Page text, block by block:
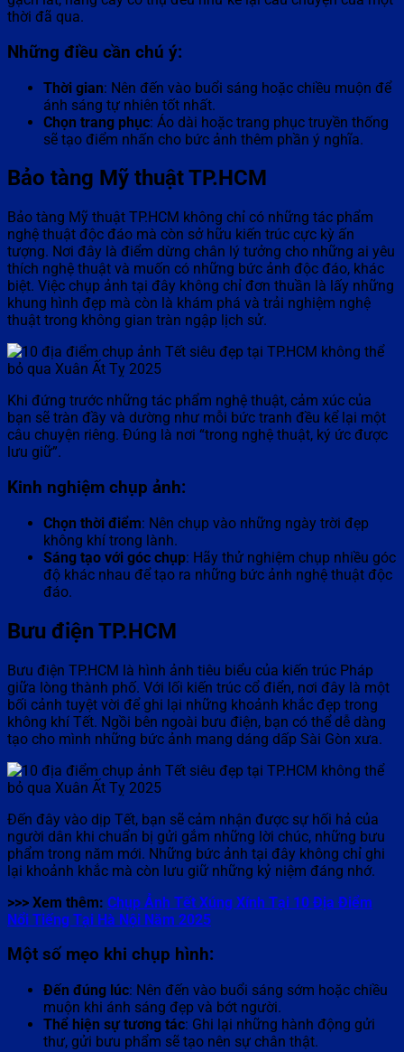
thời đã qua.
Những điều cần chú ý:
Thời gian: Nên đến vào buổi sáng hoặc chiều muộn để
ánh sáng tự nhiên tốt nhất.
Chọn trang phục: Áo dài hoặc trang phục truyền thống
sẽ tạo điểm nhấn cho bức ảnh thêm phần ý nghĩa.
Bảo tàng Mỹ thuật TP.HCM
Bảo tàng Mỹ thuật TP.HCM không chỉ có những tác phẩm
nghệ thuật độc đáo mà còn sở hữu kiến trúc cực kỳ ấn
tượng. Nơi đây là điểm dừng chân lý tưởng cho những ai yêu
thích nghệ thuật và muốn có những bức ảnh độc đáo, khác
biệt. Việc chụp ảnh tại đây không chỉ đơn thuần là lấy những
khung hình đẹp mà còn là khám phá và trải nghiệm nghệ
thuật trong không gian tràn ngập lịch sử.
Khi đứng trước những tác phẩm nghệ thuật, cảm xúc của
bạn sẽ tràn đầy và dường như mỗi bức tranh đều kể lại một
câu chuyện riêng. Đúng là nơi “trong nghệ thuật, ký ức được
lưu giữ”.
Kinh nghiệm chụp ảnh:
Chọn thời điểm: Nên chụp vào những ngày trời đẹp
không khí trong lành.
Sáng tạo với góc chụp: Hãy thử nghiệm chụp nhiều góc
độ khác nhau để tạo ra những bức ảnh nghệ thuật độc
đáo.
Bưu điện TP.HCM
Bưu điện TP.HCM là hình ảnh tiêu biểu của kiến trúc Pháp
giữa lòng thành phố. Với lối kiến trúc cổ điển, nơi đây là một
bối cảnh tuyệt vời để ghi lại những khoảnh khắc đẹp trong
không khí Tết. Ngồi bên ngoài bưu điện, bạn có thể dễ dàng
tạo cho mình những bức ảnh mang dáng dấp Sài Gòn xưa.
Đến đây vào dịp Tết, bạn sẽ cảm nhận được sự hối hả của
người dân khi chuẩn bị gửi gắm những lời chúc, những bưu
phẩm trong năm mới. Những bức ảnh tại đây không chỉ ghi
lại khoảnh khắc mà còn lưu giữ những kỷ niệm đáng nhớ.
>>> Xem thêm: Chụp Ảnh Tết Xúng Xính Tại 10 Địa Điểm
Nổi Tiếng Tại Hà Nội Năm 2025
Một số mẹo khi chụp hình:
Đến đúng lúc: Nên đến vào buổi sáng sớm hoặc chiều
muộn khi ánh sáng đẹp và bớt người.
Thể hiện sự tương tác: Ghi lại những hành động gửi
thư, gửi bưu phẩm sẽ tạo nên sự chân thật.